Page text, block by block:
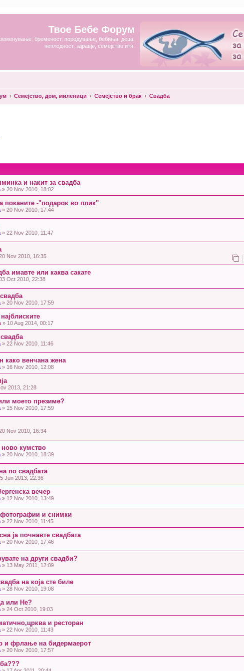
Твое Бебе Форум
бременост, породување, бебиња, деца,
неплодност, здравје, семејство итн.
Семејство, дом, миленици Семејство и брак Свадба
и накит за свадба
» 20 Nov 2010, 18:02
поканите -"подарок во плик"
» 20 Nov 2010, 17:44
» 22 Nov 2010, 11:47
Nov 2010, 16:35
имавте или каква сакате
Oct 2010, 22:38
» 20 Nov 2010, 17:59
» 10 Aug 2014, 00:17
» 22 Nov 2010, 11:46
како венчана жена
» 16 Nov 2010, 12:08
2013, 21:28
моето презиме?
» 15 Nov 2010, 17:59
Nov 2010, 16:34
кумство
» 20 Nov 2010, 18:39
по свадбата
Jun 2013, 22:36
вечер
» 12 Nov 2010, 13:49
и снимки
» 22 Nov 2010, 11:45
ја почнавте свадбата
» 20 Nov 2010, 17:46
на други свадби?
» 13 May 2011, 12:09
на која сте биле
» 28 Nov 2010, 19:08
или Не?
» 24 Oct 2010, 19:03
и ресторан
» 22 Nov 2010, 11:43
и фрлање на бидермаерот
» 20 Nov 2010, 17:57